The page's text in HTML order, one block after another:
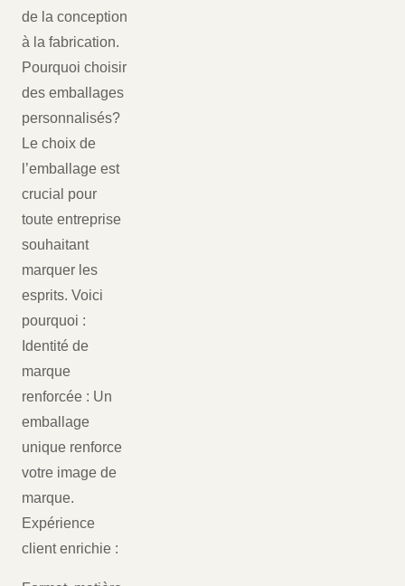
de la conception
à la fabrication.
Pourquoi choisir
des emballages
personnalisés?
Le choix de
l’emballage est
crucial pour
toute entreprise
souhaitant
marquer les
esprits. Voici
pourquoi :
Identité de
marque
renforcée : Un
emballage
unique renforce
votre image de
marque.
Expérience
client enrichie :